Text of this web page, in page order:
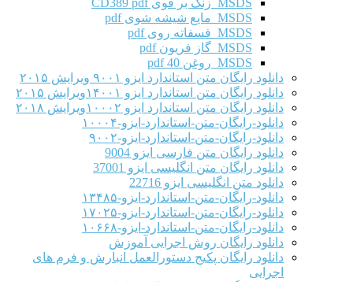
MSDS مایع شیشه شوی pdf
MSDS فسفاته روی pdf
MSDS گاز فریون pdf
MSDS روغن 40 pdf
دانلود رایگان متن استاندارد ایزو ۹۰۰۱ ویرایش ۲۰۱۵
دانلود رایگان متن استاندارد ایزو ۱۴۰۰۱ویرایش ۲۰۱۵
دانلود رایگان متن استاندارد ایزو ۱۰۰۰۲ویرایش ۲۰۱۸
دانلود-رایگان-متن-استاندارد-ایزو-۱۰۰۰۴
دانلود-رایگان-متن-استاندارد-ایزو-۹۰۰۲
دانلود رایگان متن فارسی ایزو 9004
دانلود رایگان متن انگلیسی ایزو 37001
دانلود متن انگلیسی ایزو 22716
دانلود-رایگان-متن-استاندارد-ایزو-۱۳۴۸۵
دانلود-رایگان-متن-استاندارد-ایزو-۱۷۰۲۵
دانلود-رایگان-متن-استاندارد-ایزو-۱۰۶۶۸
دانلود رایگان روش اجرایی آموزش
دانلود رایگان پکیج دستورالعمل انبارش و فرم های
اجرایی